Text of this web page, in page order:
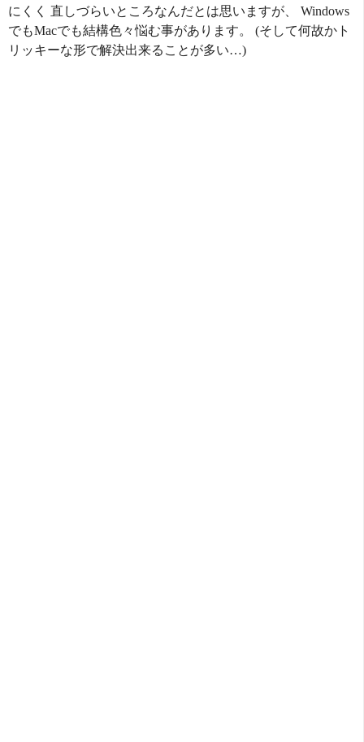
にくく 直しづらいところなんだとは思いますが、 Windows
でもMacでも結構色々悩む事があります。 (そして何故かト
リッキーな形で解決出来ることが多い…)